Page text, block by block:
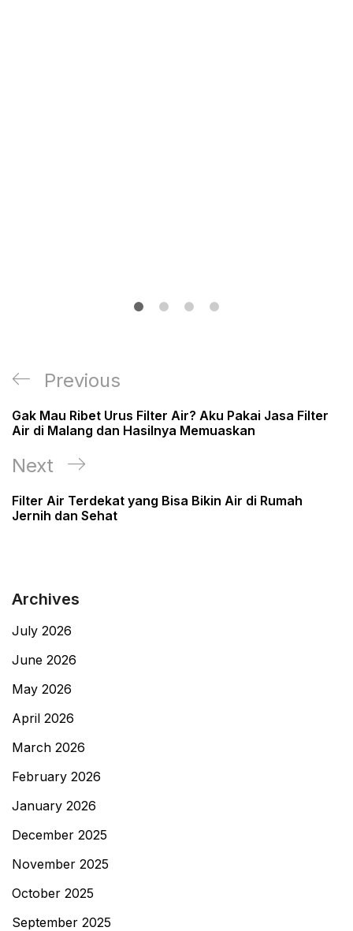
Post
Previous
Post
Previous
Gak Mau Ribet Urus Filter Air? Aku Pakai Jasa Filter
Air di Malang dan Hasilnya Memuaskan
Next
Post
Next
Filter Air Terdekat yang Bisa Bikin Air di Rumah
Jernih dan Sehat
Archives
July 2026
June 2026
May 2026
April 2026
March 2026
February 2026
January 2026
December 2025
November 2025
October 2025
September 2025